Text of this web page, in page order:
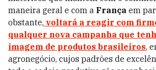
maneira geral e com a França em
obstante, voltará a reagir com
qualquer nova campanha que
imagem de produtos brasileiros,
agronegócio, cujos padrões de